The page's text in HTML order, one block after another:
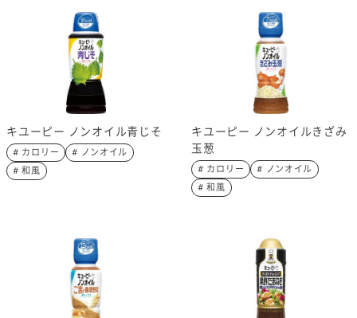
キユーピー ノンオイル青じそ
# カロリー
# ノンオイル
# 和風
キユーピー ノンオイルきざみ
玉葱
# カロリー
# ノンオイル
# 和風